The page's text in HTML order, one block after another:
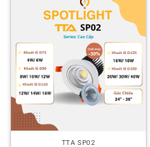
TTA SP02